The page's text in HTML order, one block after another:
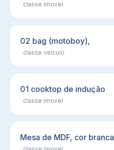
· classe imovel
02 bag (motoboy),
· classe veiculo
01 cooktop de indução
· classe imovel
Mesa de MDF, cor branca